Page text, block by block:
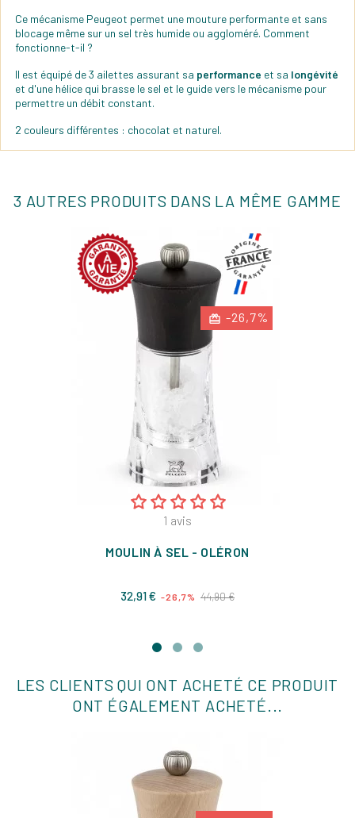
Ce mécanisme Peugeot permet une mouture performante et sans
blocage même sur un sel très humide ou aggloméré. Comment
fonctionne-t-il ?
Il est équipé de 3 ailettes assurant sa performance et sa longévité
et d'une hélice qui brasse le sel et le guide vers le mécanisme pour
permettre un débit constant.
2 couleurs différentes : chocolat et naturel.
3 AUTRES PRODUITS DANS LA MÊME GAMME
-26,7%
1 avis
MOULIN À SEL - OLÉRON
32,91 € Prix
-26,7% 44,90 €Prix
LES CLIENTS QUI ONT ACHETÉ CE PRODUIT
ONT ÉGALEMENT ACHETÉ...